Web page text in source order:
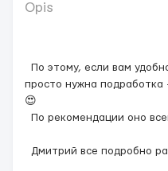
Opis
По этому, если вам
просто нужна
😍
По рекомендации оно
Дмитрий все подробно